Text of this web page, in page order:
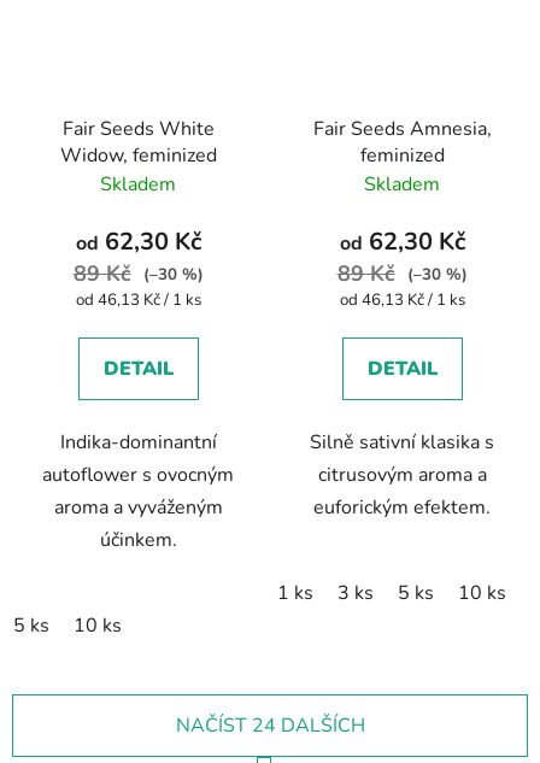
Fair Seeds White
Widow, feminized
Skladem
od 62,30 Kč
89 Kč
(–30 %)
Měrná
od 46,13 Kč / 1 ks
DETAIL
Indika-dominantní
autoflower s ovocným
aroma a vyváženým
účinkem.
5 ks 10 ks
Fair Seeds Amnesia,
feminized
Skladem
od 62,30 Kč
89 Kč
(–30 %)
Měrná
od 46,13 Kč / 1 ks
DETAIL
Silně sativní klasika s
citrusovým aroma a
euforickým efektem.
1 ks 3 ks 5 ks 10 ks
NAČÍST 24 DALŠÍCH